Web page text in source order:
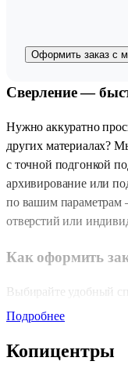
Оформить заказ с
Сверление —
Нужно аккуратно
других материалах?
с точной подгонкой
архивирование или
по вашим параметрам
отверстий или
Как оформить
Выбирайте удобный
нашихкопицентров
втелеграм-бот. А
Подробнее
Копицентры